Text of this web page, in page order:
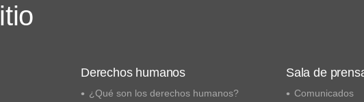
Derechos humanos
¿Qué son los derechos humanos?
Sala de
Comunicados